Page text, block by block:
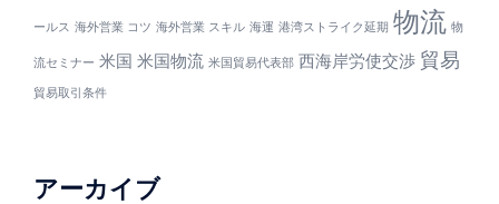
ールス 海外営業 コツ 海外営業 スキル 海運 港湾ストライク延期 物流 物
流セミナー 米国 米国物流 米国貿易代表部 西海岸労使交渉 貿易
貿易取引条件
アーカイブ